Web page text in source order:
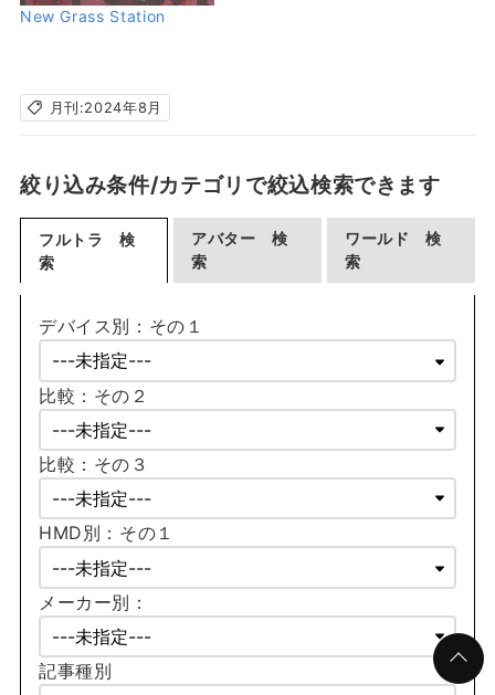
New Grass Station
月刊:2024年8月
絞り込み条件/カテゴリで絞込検索できます
フルトラ 検
索
アバター 検
索
ワールド 検
索
デバイス別：その１
比較：その２
比較：その３
HMD別：その１
メーカー別：
記事種別